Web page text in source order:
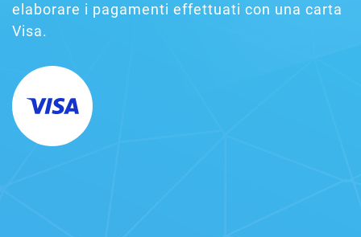
elaborare i pagamenti effettuati con una carta
Visa.